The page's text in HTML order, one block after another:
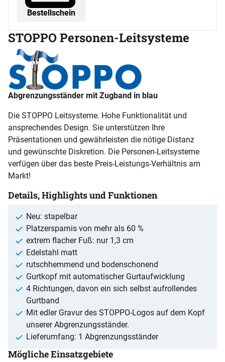
Bestellschein
STOPPO Personen-Leitsysteme
Abgrenzungsständer mit Zugband in blau
Die STOPPO Leitsysteme. Hohe Funktionalität und
ansprechendes Design. Sie unterstützen Ihre
Präsentationen und gewährleisten die nötige Distanz
und gewünschte Diskretion. Die Personen-Leitsysteme
verfügen über das beste Preis-Leistungs-Verhältnis am
Markt!
Details, Highlights und Funktionen
Neu: stapelbar
Platzersparnis von mehr als 60 %
extrem flacher Fuß: nur 1,3 cm
Edelstahl matt
rutschhemmend und bodenschonend
Gurtkopf mit automatischer Gurtaufwicklung
4 Richtungen, davon ein sich selbst aufrollendes
Gurtband
Mit edler Gravur des STOPPO-Logos auf dem Kopf
unserer Abgrenzungsständer.
Lieferumfang: 1 Abgrenzungsständer
Mögliche Einsatzgebiete